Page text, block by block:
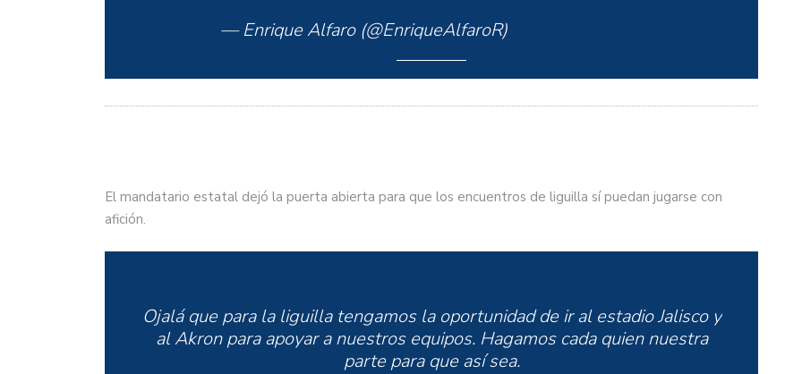
— Enrique Alfaro (@EnriqueAlfaroR)
El mandatario estatal dejó la puerta abierta para que los encuentros de liguilla sí puedan jugarse con
afición.
Ojalá que para la liguilla tengamos la oportunidad de ir al estadio Jalisco y
al Akron para apoyar a nuestros equipos. Hagamos cada quien nuestra
parte para que así sea.